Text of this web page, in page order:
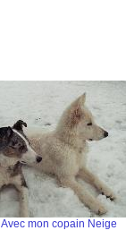
Avec mon copain Neige